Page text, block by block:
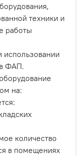
техники и
работы
использовании
ФАП.
на:
количество
в помещениях